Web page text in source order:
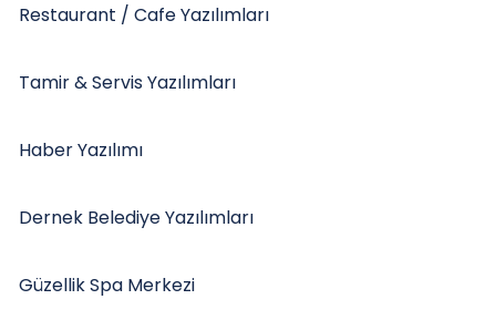
Restaurant / Cafe Yazılımları
Tamir & Servis Yazılımları
Haber Yazılımı
Dernek Belediye Yazılımları
Güzellik Spa Merkezi